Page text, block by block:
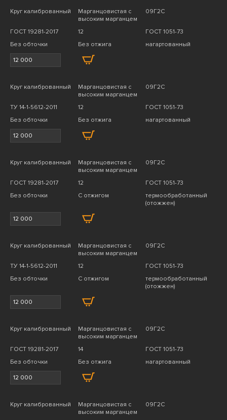
Круг калиброванный
Марганцовистая с
высоким марганцем
09Г2С
ГОСТ 19281-2017 12
ГОСТ 1051-73
Без обточки
Без отжига нагартованный
Круг калиброванный
Марганцовистая с
высоким марганцем
09Г2С
ТУ 14-1-5612-2011 12
ГОСТ 1051-73
Без обточки
Без отжига нагартованный
Круг калиброванный
Марганцовистая с
высоким марганцем
09Г2С
ГОСТ 19281-2017 12
ГОСТ 1051-73
Без обточки
С отжигом
термообработанный
(отожжен)
Круг калиброванный
Марганцовистая с
высоким марганцем
09Г2С
ТУ 14-1-5612-2011 12
ГОСТ 1051-73
Без обточки
С отжигом
термообработанный
(отожжен)
Круг калиброванный
Марганцовистая с
высоким марганцем
09Г2С
ГОСТ 19281-2017 14
ГОСТ 1051-73
Без обточки
Без отжига нагартованный
Круг калиброванный
Марганцовистая с
высоким марганцем
09Г2С